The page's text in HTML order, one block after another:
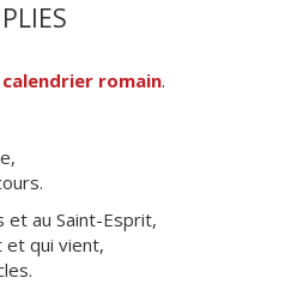
calendrier romain.
et au Saint-Esprit,
et qui vient,